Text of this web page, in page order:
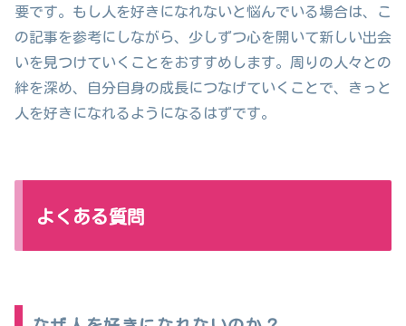
要です。もし人を好きになれないと悩んでいる場合は、こ
の記事を参考にしながら、少しずつ心を開いて新しい出会
いを見つけていくことをおすすめします。周りの人々との
絆を深め、自分自身の成長につなげていくことで、きっと
人を好きになれるようになるはずです。
よくある質問